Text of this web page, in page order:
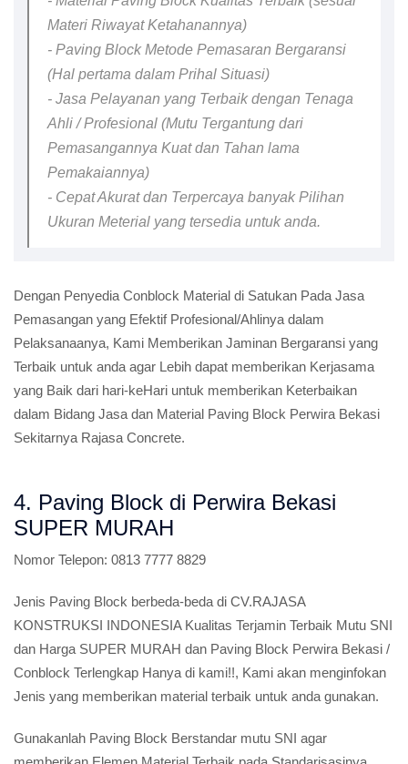
Materi Riwayat Ketahanannya)
- Paving Block Metode Pemasaran Bergaransi
(Hal pertama dalam Prihal Situasi)
- Jasa Pelayanan yang Terbaik dengan Tenaga
Ahli / Profesional (Mutu Tergantung dari
Pemasangannya Kuat dan Tahan lama
Pemakaiannya)
- Cepat Akurat dan Terpercaya banyak Pilihan
Ukuran Meterial yang tersedia untuk anda.
Dengan Penyedia Conblock Material di Satukan Pada Jasa
Pemasangan yang Efektif Profesional/Ahlinya dalam
Pelaksanaanya, Kami Memberikan Jaminan Bergaransi yang
Terbaik untuk anda agar Lebih dapat memberikan Kerjasama
yang Baik dari hari-keHari untuk memberikan Keterbaikan
dalam Bidang Jasa dan Material Paving Block Perwira Bekasi
Sekitarnya Rajasa Concrete.
4. Paving Block di Perwira Bekasi
SUPER MURAH
Nomor Telepon: 0813 7777 8829
Jenis Paving Block berbeda-beda di CV.RAJASA
KONSTRUKSI INDONESIA Kualitas Terjamin Terbaik Mutu SNI
dan Harga SUPER MURAH dan Paving Block Perwira Bekasi /
Conblock Terlengkap Hanya di kami!!, Kami akan menginfokan
Jenis yang memberikan material terbaik untuk anda gunakan.
Gunakanlah Paving Block Berstandar mutu SNI agar